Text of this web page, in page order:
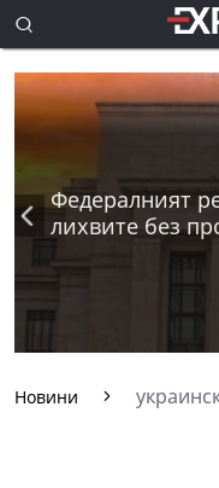
Федералният
лихвите без
Новини